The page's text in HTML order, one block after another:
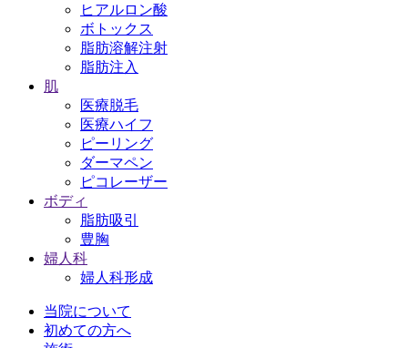
ヒアルロン酸
ボトックス
脂肪溶解注射
脂肪注入
肌
医療脱毛
医療ハイフ
ピーリング
ダーマペン
ピコレーザー
ボディ
脂肪吸引
豊胸
婦人科
婦人科形成
当院について
初めての方へ